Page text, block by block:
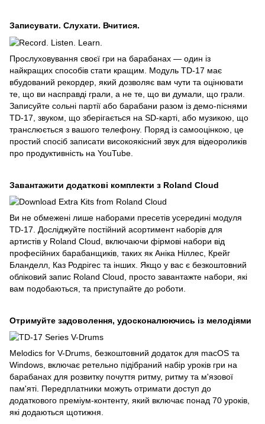
Записувати. Слухати. Вчитися.
Прослуховування своєї гри на барабанах — один із
найкращих способів стати кращим. Модуль TD-17 має
вбудований рекордер, який дозволяє вам чути та оцінювати
те, що ви насправді грали, а не те, що ви думали, що грали.
Записуйте сольні партії або барабани разом із демо-піснями
TD-17, звуком, що зберігається на SD-карті, або музикою, що
транслюється з вашого телефону. Поряд із самооцінкою, це
простий спосіб записати високоякісний звук для відеороликів
про продуктивність на YouTube.
Завантажити додаткові комплекти з Roland Cloud
Ви не обмежені лише наборами пресетів усередині модуля
TD-17. Досліджуйте постійний асортимент наборів для
артистів у Roland Cloud, включаючи фірмові набори від
професійних барабанщиків, таких як Аніка Ніллес, Крейг
Бланделл, Каз Родрігес та інших. Якщо у вас є безкоштовний
обліковий запис Roland Cloud, просто завантажте набори, які
вам подобаються, та приступайте до роботи.
Отримуйте задоволення, удосконалюючись із мелодіями
Melodics for V-Drums, безкоштовний додаток для macOS та
Windows, включає ретельно підібраний набір уроків гри на
барабанах для розвитку почуття ритму, ритму та м'язової
пам'яті. Передплатники можуть отримати доступ до
додаткового преміум-контенту, який включає понад 70 уроків,
які додаються щотижня.